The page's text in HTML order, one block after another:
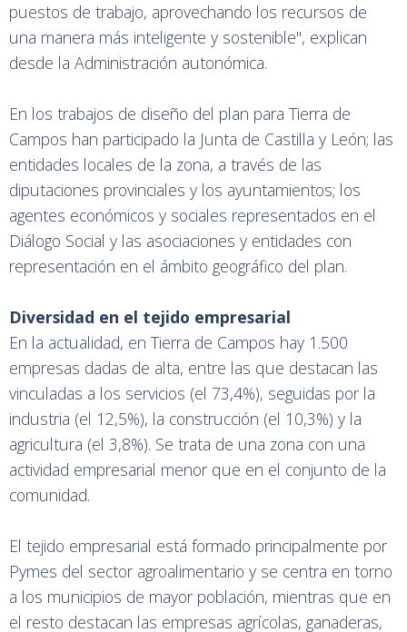
puestos de trabajo, aprovechando los recursos de
una manera más inteligente y sostenible", explican
desde la Administración autonómica.
En los trabajos de diseño del plan para Tierra de
Campos han participado la Junta de Castilla y León; las
entidades locales de la zona, a través de las
diputaciones provinciales y los ayuntamientos; los
agentes económicos y sociales representados en el
Diálogo Social y las asociaciones y entidades con
representación en el ámbito geográfico del plan.
Diversidad en el tejido empresarial
En la actualidad, en Tierra de Campos hay 1.500
empresas dadas de alta, entre las que destacan las
vinculadas a los servicios (el 73,4%), seguidas por la
industria (el 12,5%), la construcción (el 10,3%) y la
agricultura (el 3,8%). Se trata de una zona con una
actividad empresarial menor que en el conjunto de la
comunidad.
El tejido empresarial está formado principalmente por
Pymes del sector agroalimentario y se centra en torno
a los municipios de mayor población, mientras que en
el resto destacan las empresas agrícolas, ganaderas,